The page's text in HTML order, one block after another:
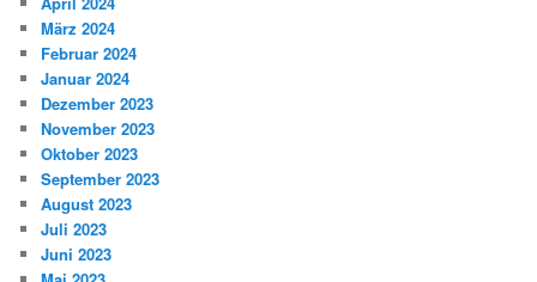
März 2024
Februar 2024
Januar 2024
Dezember 2023
November 2023
Oktober 2023
September 2023
August 2023
Juli 2023
Juni 2023